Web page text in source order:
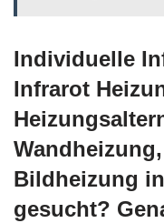
Individuelle
Infrarot
Bildheizung
gesucht?